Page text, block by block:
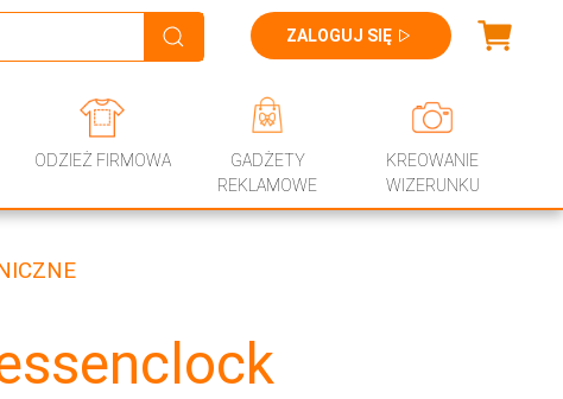
ZALOGUJ SIĘ
ODZIEŻ FIRMOWA
GADŻETY
REKLAMOWE
KREOWANIE
WIZERUNKU